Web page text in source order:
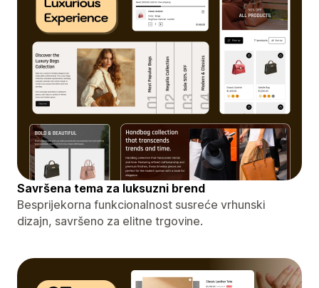
Savršena tema za luksuzni brend
Besprijekorna funkcionalnost susreće vrhunski
dizajn, savršeno za elitne trgovine.